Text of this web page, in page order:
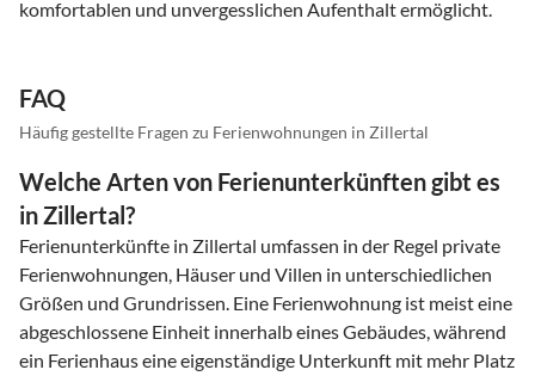
komfortablen und unvergesslichen Aufenthalt ermöglicht.
FAQ
Häufig gestellte Fragen zu Ferienwohnungen in Zillertal
Welche Arten von Ferienunterkünften gibt es
in Zillertal?
Ferienunterkünfte in Zillertal umfassen in der Regel private
Ferienwohnungen, Häuser und Villen in unterschiedlichen
Größen und Grundrissen. Eine Ferienwohnung ist meist eine
abgeschlossene Einheit innerhalb eines Gebäudes, während
ein Ferienhaus eine eigenständige Unterkunft mit mehr Platz